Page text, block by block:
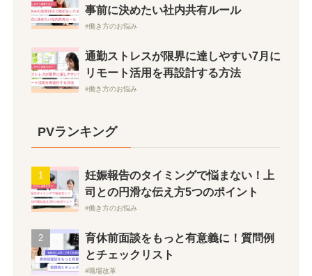
事前に決めたい社内共有ルール
働き方のお悩み
通勤ストレスが限界に達しやすい7月に
リモート活用を再設計する方法
働き方のお悩み
PVランキング
妊娠報告のタイミングで悩まない！上
司との円滑な伝え方5つのポイント
働き方のお悩み
育休前面談をもっと有意義に！質問例
とチェックリスト
職場改革